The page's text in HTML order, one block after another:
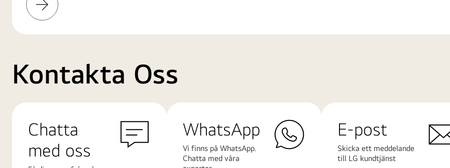
mer
Kontakta Oss
Chatta
med oss
WhatsApp
Vi finns på WhatsApp.
Chatta med våra
E-post
Skicka ett meddelande
till LG kundtjänst